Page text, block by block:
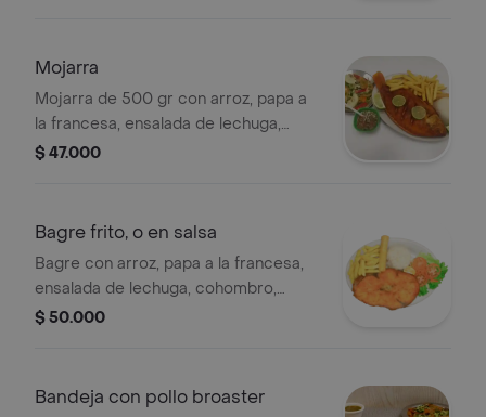
Mojarra
Mojarra de 500 gr con arroz, papa a
la francesa, ensalada de lechuga,
cohombro, tomate y yuca frita.
$ 47.000
Bagre frito, o en salsa
Bagre con arroz, papa a la francesa,
ensalada de lechuga, cohombro,
tomate y patacón.
$ 50.000
Bandeja con pollo broaster